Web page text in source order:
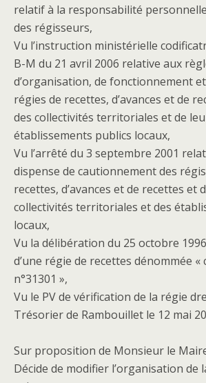
relatif à la responsabilité
des régisseurs,
Vu l’instruction ministérielle
B-M du 21 avril 2006 relative aux
d’organisation, de fonctionnement
régies de recettes, d’avances et de
des collectivités territoriales et de
établissements publics locaux,
Vu l’arrêté du 3 septembre 2001
dispense de cautionnement des
recettes, d’avances et de recettes et
collectivités territoriales et des
locaux,
Vu la délibération du 25 octobre
d’une régie de recettes dénommée «
n°31301 »,
Vu le PV de vérification de la régie
Trésorier de Rambouillet le 12 mai
Sur proposition de Monsieur le
Décide de modifier l’organisation de